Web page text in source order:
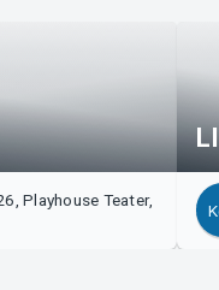
Playhouse Teater,